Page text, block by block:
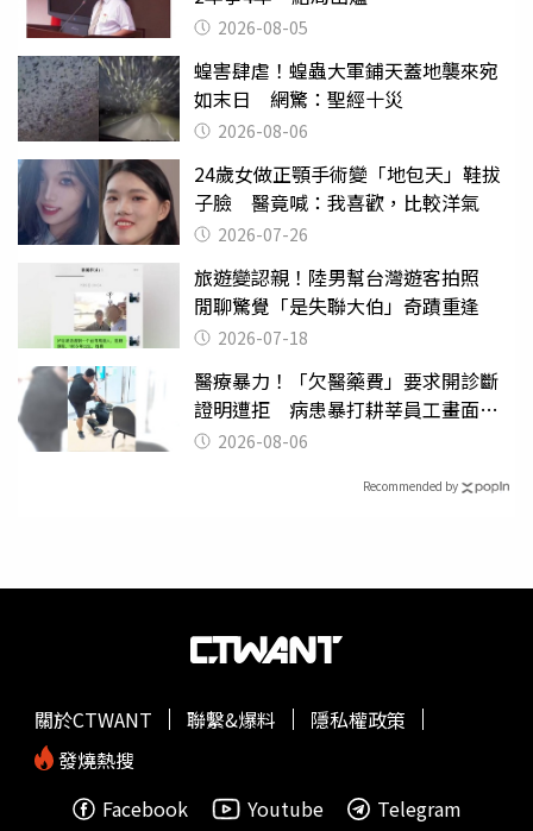
2026-08-05
蝗害肆虐！蝗蟲大軍鋪天蓋地襲來宛
如末日 網驚：聖經十災
2026-08-06
24歲女做正顎手術變「地包天」鞋拔
子臉 醫竟喊：我喜歡，比較洋氣
2026-07-26
旅遊變認親！陸男幫台灣遊客拍照
閒聊驚覺「是失聯大伯」奇蹟重逢
2026-07-18
醫療暴力！「欠醫藥費」要求開診斷
證明遭拒 病患暴打耕莘員工畫面曝
光 2026-08-06
Recommended by
關於CTWANT 聯繫&爆料
隱私權政策
發燒熱搜
Facebook
Youtube Telegram